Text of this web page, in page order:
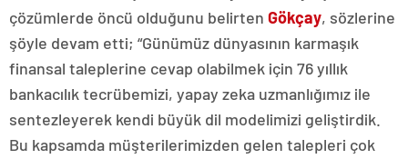
çözümlerde öncü olduğunu belirten Gökçay, sözlerine
şöyle devam etti; “Günümüz dünyasının karmaşık
finansal taleplerine cevap olabilmek için 76 yıllık
bankacılık tecrübemizi, yapay zeka uzmanlığımız ile
sentezleyerek kendi büyük dil modelimizi geliştirdik.
Bu kapsamda müşterilerimizden gelen talepleri çok